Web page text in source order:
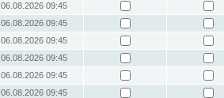
06.08.2026 09:45
06.08.2026 09:45
06.08.2026 09:45
06.08.2026 09:45
06.08.2026 09:45
06.08.2026 09:45